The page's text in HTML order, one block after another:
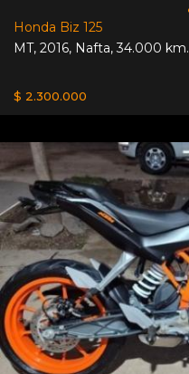
Honda Biz 125
MT, 2016, Nafta,34.000 km.
$ 2.300.000